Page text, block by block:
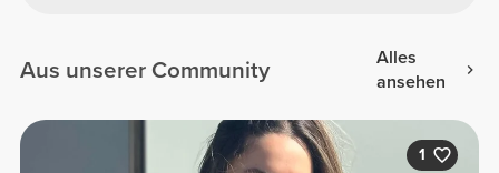
Aus unserer Community
Alles
ansehen
1